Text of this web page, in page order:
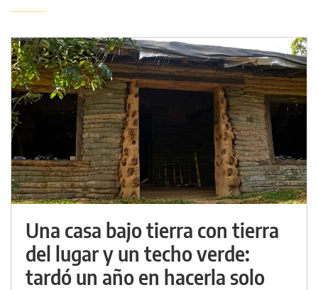
Una casa bajo tierra con tierra
del lugar y un techo verde:
tardó un año en hacerla solo